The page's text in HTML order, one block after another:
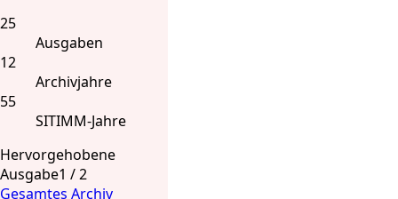
25
Ausgaben
12
Archivjahre
55
SITIMM-Jahre
Hervorgehobene
Ausgabe1 /2
Gesamtes Archiv